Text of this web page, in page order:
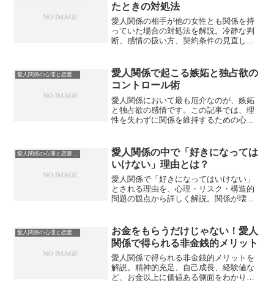
たときの対処法
愛人関係の相手が他の女性とも関係を持
っていた場合の対処法を解説。冷静な判
断、感情の扱い方、契約条件の見直し、
愛人関係の心理と恋愛感情
愛人関係で起こる嫉妬と独占欲の
コントロール術
愛人関係において最も厄介なのが、嫉妬
と独占欲の感情です。この記事では、理
性を失わずに関係を維持するための心理
愛人関係の中で「好きになっては
いけない」理由とは？
愛人関係で「好きになってはいけない」
とされる理由を、心理・リスク・構造的
問題の観点から詳しく解説。関係が壊れ
愛人関係の心理と恋愛感情
お金をもらうだけじゃない！愛人
関係で得られる非金銭的メリット
愛人関係で得られる非金銭的メリットを
解説。精神的充足、自己成長、経験値な
ど、お金以上に価値ある側面をわかりや